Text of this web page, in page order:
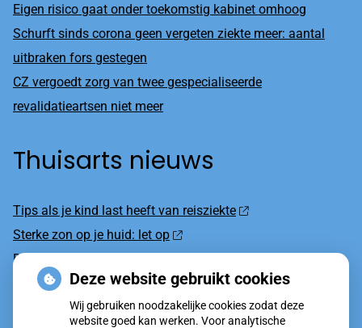
Eigen risico gaat onder toekomstig kabinet omhoog
Schurft sinds corona geen vergeten ziekte meer: aantal
uitbraken fors gestegen
CZ vergoedt zorg van twee gespecialiseerde
revalidatieartsen niet meer
Thuisarts nieuws
Tips als je kind last heeft van reisziekte
Sterke zon op je huid: let op
Denk je na over een borstvergroting?
Twijfel over gender? Hier vind je hulp
Klachten door de eiken-processierups?
Deze website gebruikt cookies
Wij gebruiken noodzakelijke cookies zodat deze
website goed kan werken. Voor analytische